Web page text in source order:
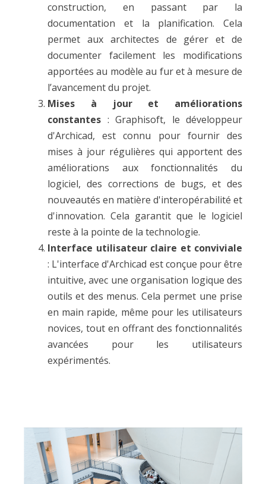
construction, en passant par la
documentation et la planification. Cela
permet aux architectes de gérer et de
documenter facilement les modifications
apportées au modèle au fur et à mesure de
l’avancement du projet.
Mises à jour et améliorations
constantes : Graphisoft, le développeur
d'Archicad, est connu pour fournir des
mises à jour régulières qui apportent des
améliorations aux fonctionnalités du
logiciel, des corrections de bugs, et des
nouveautés en matière d'interopérabilité et
d'innovation. Cela garantit que le logiciel
reste à la pointe de la technologie.
Interface utilisateur claire et conviviale
: L'interface d'Archicad est conçue pour être
intuitive, avec une organisation logique des
outils et des menus. Cela permet une prise
en main rapide, même pour les utilisateurs
novices, tout en offrant des fonctionnalités
avancées pour les utilisateurs
expérimentés.